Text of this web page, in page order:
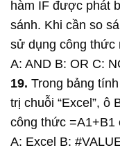
hàm IF được phát
sánh. Khi cần so
sử dụng công thức
A: AND B: OR C:
19. Trong bảng
trị chuỗi “Excel”, ô
công thức =A1+B1
A: Excel B: